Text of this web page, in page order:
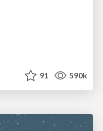
91 590k